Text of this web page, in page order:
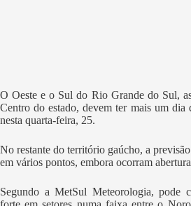
O Oeste e o Sul do Rio Grande do Sul,
Centro do estado, devem ter mais um dia
nesta quarta-feira, 25.
No restante do território gaúcho, a
em vários pontos, embora ocorram
Segundo a MetSul Meteorologia, pode